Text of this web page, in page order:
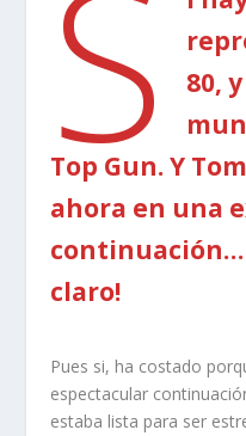
S
80,
Top Gun. Y
ahora en una
continuación…
claro!
Pues si, ha costado
espectacular
estaba lista para ser